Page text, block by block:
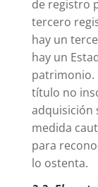
de registro
tercero
hay un
hay un
patrimonio.
título no
adquisición
medida
para
lo ostenta.